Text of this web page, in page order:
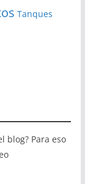
Tanques
blog? Para eso